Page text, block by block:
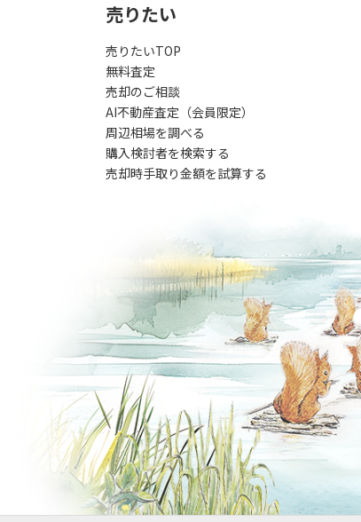
売りたい
売りたいTOP
無料査定
売却のご相談
AI不動産査定（会員限定）
周辺相場を調べる
購入検討者を検索する
売却時手取り金額を試算する